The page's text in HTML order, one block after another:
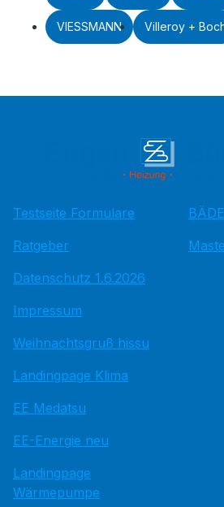
VIESSMANN Villeroy +
Testseite Formulare
Ratgeber
Datenschutz 1.6.2026
Impressum
Weihnachtsgruß hissu
Landingpage Klima
EE Medatsu
EE-Energie neu
Landingpage
Wärmepumpe